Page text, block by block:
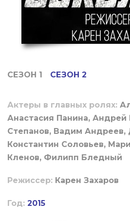
СЕЗОН 1 СЕЗОН 2
Актеры в главных ролях:
Анастасия Панина, Андрей
Степанов, Вадим Андреев,
Константин Соловьев,
Кленов, Филипп Бледный
Режиссер: Карен Захаров
Год: 2015